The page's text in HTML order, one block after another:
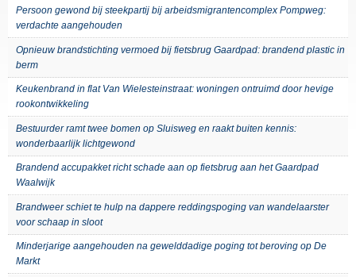
Persoon gewond bij steekpartij bij arbeidsmigrantencomplex Pompweg:
verdachte aangehouden
Opnieuw brandstichting vermoed bij fietsbrug Gaardpad: brandend plastic in
berm
Keukenbrand in flat Van Wielesteinstraat: woningen ontruimd door hevige
rookontwikkeling
Bestuurder ramt twee bomen op Sluisweg en raakt buiten kennis:
wonderbaarlijk lichtgewond
Brandend accupakket richt schade aan op fietsbrug aan het Gaardpad
Waalwijk
Brandweer schiet te hulp na dappere reddingspoging van wandelaarster
voor schaap in sloot
Minderjarige aangehouden na gewelddadige poging tot beroving op De
Markt